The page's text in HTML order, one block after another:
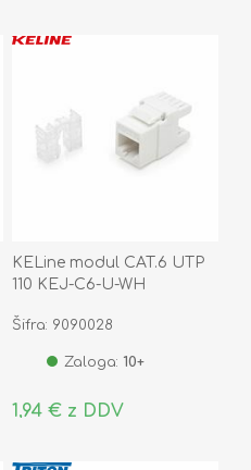
KELine modul CAT.6 UTP
110 KEJ-C6-U-WH
Šifra: 9090028
Zaloga: 10+
1,94 € z DDV